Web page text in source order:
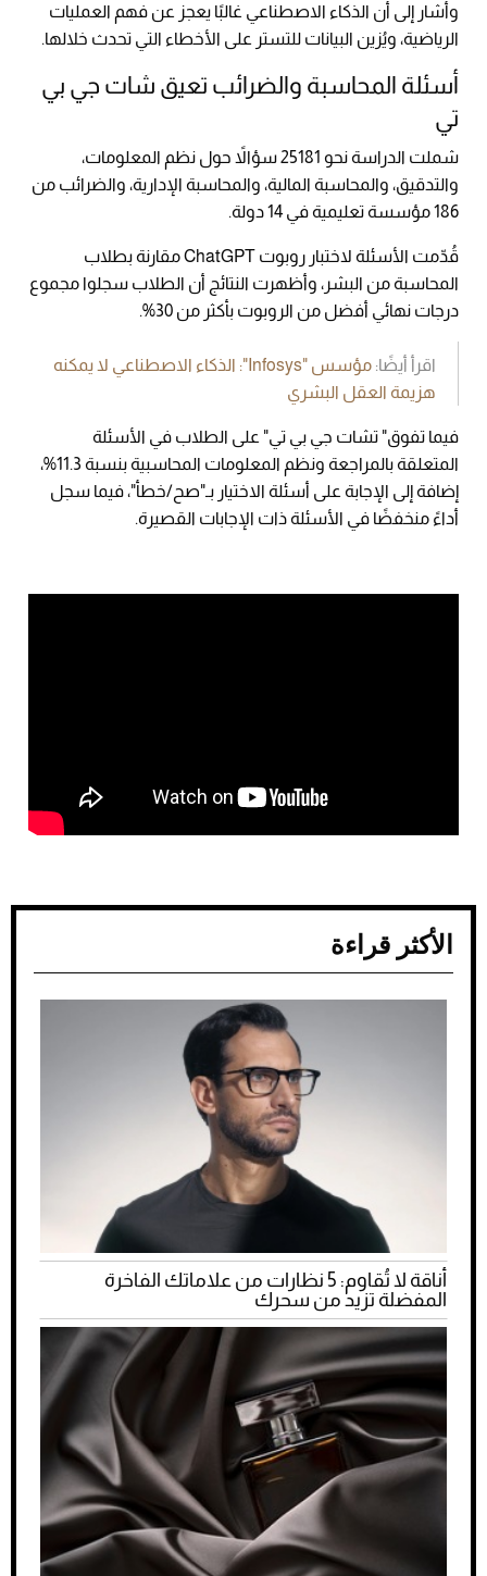
وأشار إلى أن الذكاء الاصطناعي غالبًا يعجز عن فهم العمليات
الرياضية، ويُزين البيانات للتستر على الأخطاء التي تحدث خلالها.
أسئلة المحاسبة والضرائب تعيق شات جي بي
تي
شملت الدراسة نحو 25181 سؤالاً حول نظم المعلومات،
والتدقيق، والمحاسبة المالية، والمحاسبة الإدارية، والضرائب من
186 مؤسسة تعليمية في 14 دولة.
قُدّمت الأسئلة لاختبار روبوت ChatGPT مقارنة بطلاب
المحاسبة من البشر، وأظهرت النتائج أن الطلاب سجلوا مجموع
درجات نهائي أفضل من الروبوت بأكثر من 30%.
اقرأ أيضًا:
مؤسس "Infosys": الذكاء الاصطناعي لا يمكنه
هزيمة العقل البشري
فيما تفوق" تشات جي بي تي" على الطلاب في الأسئلة
المتعلقة بالمراجعة ونظم المعلومات المحاسبية بنسبة 11.3%،
إضافة إلى الإجابة على أسئلة الاختيار بـ"صح/خطأ"، فيما سجل
أداءً منخفضًا في الأسئلة ذات الإجابات القصيرة.
الأكثر قراءة
أناقة لا تُقاوم: 5 نظارات من علاماتك الفاخرة
المفضلة تزيد من سحرك